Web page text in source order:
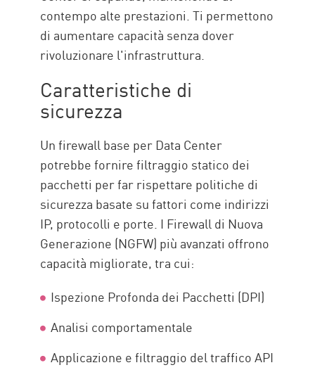
contempo alte prestazioni. Ti permettono
di aumentare capacità senza dover
rivoluzionare l'infrastruttura.
Caratteristiche di
sicurezza
Un firewall base per Data Center
potrebbe fornire filtraggio statico dei
pacchetti per far rispettare politiche di
sicurezza basate su fattori come indirizzi
IP, protocolli e porte. I Firewall di Nuova
Generazione (NGFW) più avanzati offrono
capacità migliorate, tra cui:
Ispezione Profonda dei Pacchetti (DPI)
Analisi comportamentale
Applicazione e filtraggio del traffico API